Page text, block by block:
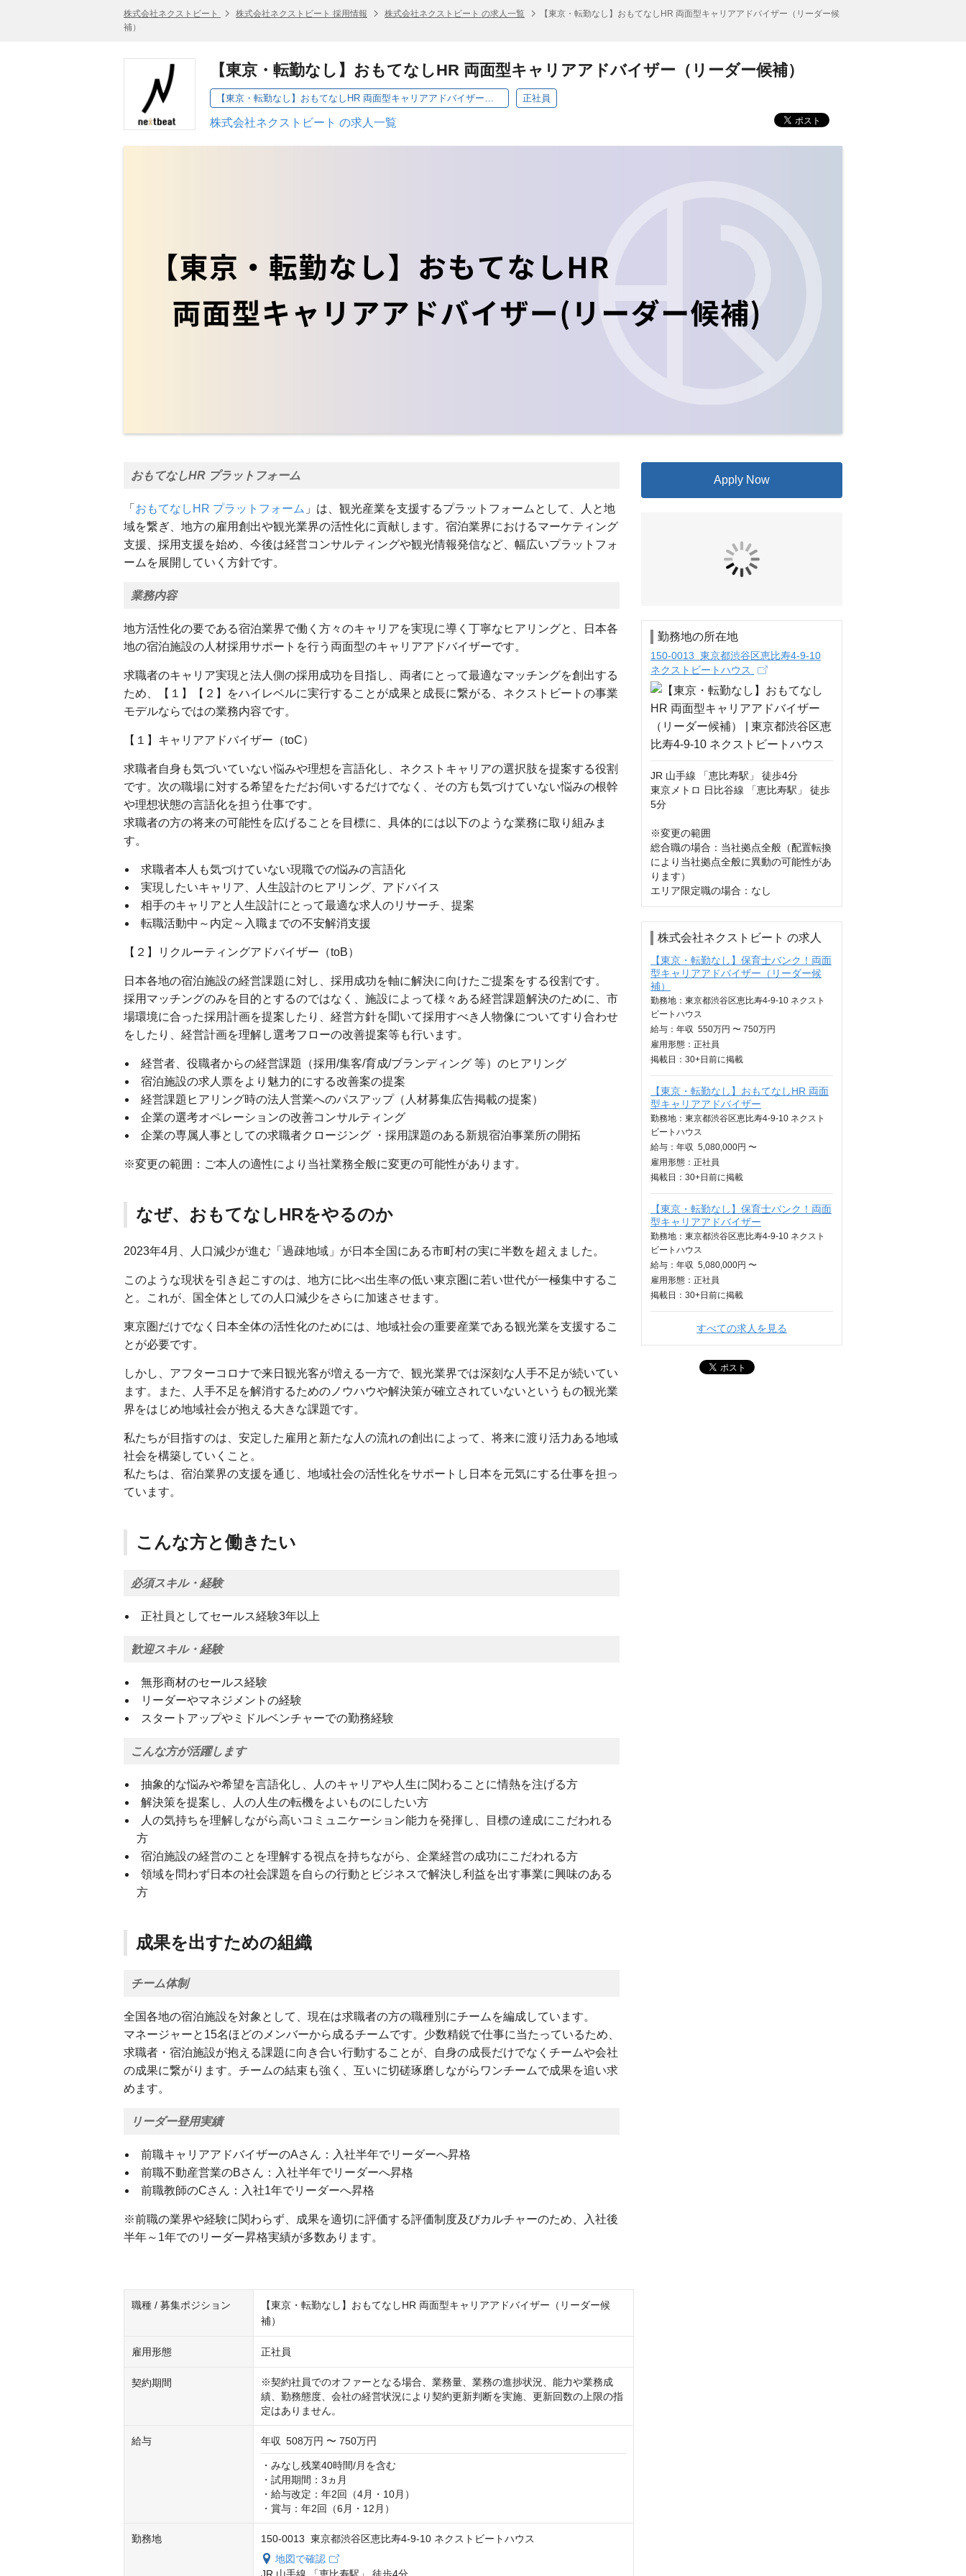
株式会社ネクストビート 株式会社ネクストビート 採用情報 株式会社ネクストビート の求人一覧
【東京・転勤なし】おもてなしHR 両面型キャリアアドバイザー（リーダー候
補）
【東京・転勤なし】おもてなしHR 両面型キャリアアドバイザー（リーダー候補）
【東京・転勤なし】おもてなしHR 両面型キャリアアドバイザー（リーダー候補） 正社員
株式会社ネクストビート の求人一覧
おもてなしHR プラットフォーム
「 おもてなしHR プラットフォーム 」は、観光産業を支援するプラットフォームとして、人と地
域を繋ぎ、地方の雇用創出や観光業界の活性化に貢献します。宿泊業界におけるマーケティング
支援、採用支援を始め、今後は経営コンサルティングや観光情報発信など、幅広いプラットフォ
ームを展開していく方針です。
業務内容
地方活性化の要である宿泊業界で働く方々のキャリアを実現に導く丁寧なヒアリングと、日本各
地の宿泊施設の人材採用サポートを行う両面型のキャリアアドバイザーです。
求職者のキャリア実現と法人側の採用成功を目指し、両者にとって最適なマッチングを創出する
ため、【１】【２】をハイレベルに実行することが成果と成長に繋がる、ネクストビートの事業
モデルならではの業務内容です。
【１】キャリアアドバイザー（toC）
求職者自身も気づいていない悩みや理想を言語化し、ネクストキャリアの選択肢を提案する役割
です。次の職場に対する希望をただお伺いするだけでなく、その方も気づけていない悩みの根幹
や理想状態の言語化を担う仕事です。
求職者の方の将来の可能性を広げることを目標に、具体的には以下のような業務に取り組みま
す。
求職者本人も気づけていない現職での悩みの言語化
実現したいキャリア、人生設計のヒアリング、アドバイス
相手のキャリアと人生設計にとって最適な求人のリサーチ、提案
転職活動中～内定～入職までの不安解消支援
【２】リクルーティングアドバイザー（toB）
日本各地の宿泊施設の経営課題に対し、採用成功を軸に解決に向けたご提案をする役割です。
採用マッチングのみを目的とするのではなく、施設によって様々ある経営課題解決のために、市
場環境に合った採用計画を提案したり、経営方針を聞いて採用すべき人物像についてすり合わせ
をしたり、経営計画を理解し選考フローの改善提案等も行います。
経営者、役職者からの経営課題（採用/集客/育成/ブランディング 等）のヒアリング
宿泊施設の求人票をより魅力的にする改善案の提案
経営課題ヒアリング時の法人営業へのパスアップ（人材募集広告掲載の提案）
企業の選考オペレーションの改善コンサルティング
企業の専属人事としての求職者クロージング ・採用課題のある新規宿泊事業所の開拓
※変更の範囲：ご本人の適性により当社業務全般に変更の可能性があります。
なぜ、おもてなしHRをやるのか
2023年4月、人口減少が進む「過疎地域」が日本全国にある市町村の実に半数を超えました。
このような現状を引き起こすのは、地方に比べ出生率の低い東京圏に若い世代が一極集中するこ
と。これが、国全体としての人口減少をさらに加速させます。
東京圏だけでなく日本全体の活性化のためには、地域社会の重要産業である観光業を支援するこ
とが必要です。
しかし、アフターコロナで来日観光客が増える一方で、観光業界では深刻な人手不足が続いてい
ます。また、人手不足を解消するためのノウハウや解決策が確立されていないというもの観光業
界をはじめ地域社会が抱える大きな課題です。
私たちが目指すのは、安定した雇用と新たな人の流れの創出によって、将来に渡り活力ある地域
社会を構築していくこと。
私たちは、宿泊業界の支援を通じ、地域社会の活性化をサポートし日本を元気にする仕事を担っ
ています。
こんな方と働きたい
必須スキル・経験
正社員としてセールス経験3年以上
歓迎スキル・経験
無形商材のセールス経験
リーダーやマネジメントの経験
スタートアップやミドルベンチャーでの勤務経験
こんな方が活躍します
抽象的な悩みや希望を言語化し、人のキャリアや人生に関わることに情熱を注げる方
解決策を提案し、人の人生の転機をよいものにしたい方
人の気持ちを理解しながら高いコミュニケーション能力を発揮し、目標の達成にこだわれる
方
宿泊施設の経営のことを理解する視点を持ちながら、企業経営の成功にこだわれる方
領域を問わず日本の社会課題を自らの行動とビジネスで解決し利益を出す事業に興味のある
方
成果を出すための組織
チーム体制
全国各地の宿泊施設を対象として、現在は求職者の方の職種別にチームを編成しています。
マネージャーと15名ほどのメンバーから成るチームです。少数精鋭で仕事に当たっているため、
求職者・宿泊施設が抱える課題に向き合い行動することが、自身の成長だけでなくチームや会社
の成果に繋がります。チームの結束も強く、互いに切磋琢磨しながらワンチームで成果を追い求
めます。
リーダー登用実績
前職キャリアアドバイザーのAさん：入社半年でリーダーへ昇格
前職不動産営業のBさん：入社半年でリーダーへ昇格
前職教師のCさん：入社1年でリーダーへ昇格
※前職の業界や経験に関わらず、成果を適切に評価する評価制度及びカルチャーのため、入社後
半年～1年でのリーダー昇格実績が多数あります。
職種 / 募集ポジション
【東京・転勤なし】おもてなしHR 両面型キャリアアドバイザー（リーダー候
補）
雇用形態 正社員
契約期間
※契約社員でのオファーとなる場合、業務量、業務の進捗状況、能力や業務成
績、勤務態度、会社の経営状況により契約更新判断を実施、更新回数の上限の指
定はありません。
給与 年収 508万円 〜 750万円
・みなし残業40時間/月を含む
・試用期間：3ヵ月
・給与改定：年2回（4月・10月）
・賞与：年2回（6月・12月）
勤務地
150-0013 東京都渋谷区恵比寿4-9-10 ネクストビートハウス
地図で確認
Apply Now
勤務地の所在地
150-0013 東京都渋谷区恵比寿4-9-10
ネクストビートハウス
JR 山手線 「恵比寿駅」 徒歩4分
東京メトロ 日比谷線 「恵比寿駅」 徒歩
5分
※変更の範囲
総合職の場合：当社拠点全般（配置転換
により当社拠点全般に異動の可能性があ
ります）
エリア限定職の場合：なし
株式会社ネクストビート の求人
【東京・転勤なし】保育士バンク！両面
型キャリアアドバイザー（リーダー候
補）
勤務地：東京都渋谷区恵比寿4-9-10 ネクスト
ビートハウス
給与： 年収 550万円 〜 750万円
雇用形態：正社員
掲載日： 30+日 前に掲載
【東京・転勤なし】おもてなしHR 両面
型キャリアアドバイザー
勤務地：東京都渋谷区恵比寿4-9-10 ネクスト
ビートハウス
給与： 年収 5,080,000円 〜
雇用形態：正社員
掲載日： 30+日 前に掲載
【東京・転勤なし】保育士バンク！両面
型キャリアアドバイザー
勤務地：東京都渋谷区恵比寿4-9-10 ネクスト
ビートハウス
給与： 年収 5,080,000円 〜
雇用形態：正社員
掲載日： 30+日 前に掲載
すべての求人を見る